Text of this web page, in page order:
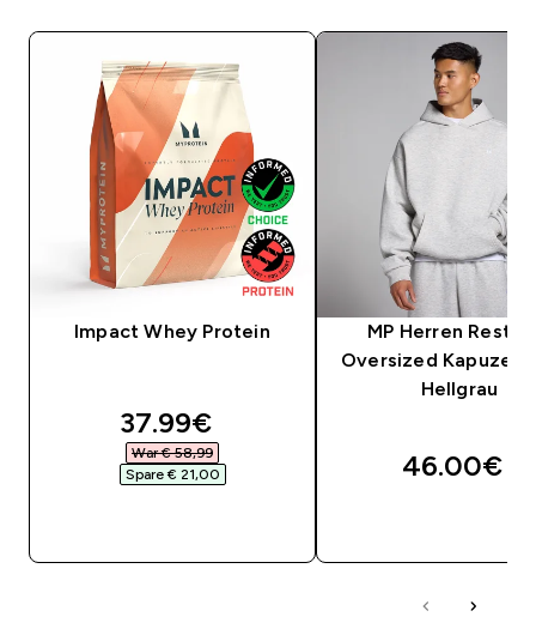
Impact Whey Protein
discounted price
37.99€‎
War € 58,99‎
Spare € 21,00‎
MP Herren Rest
Oversized
Hellgrau
46.00€‎